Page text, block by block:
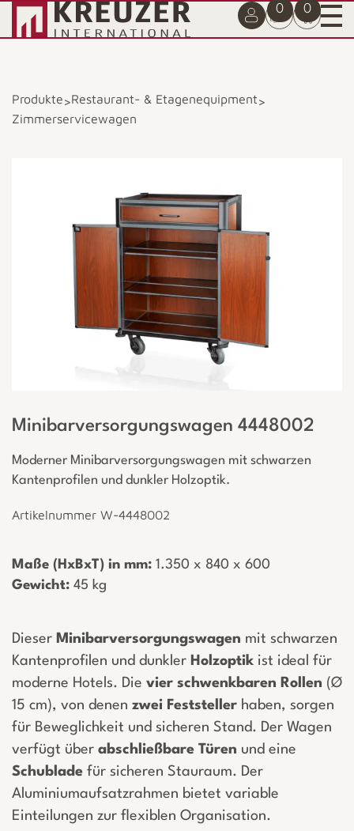
0 0
Produkte>Restaurant- & Etagenequipment>
Zimmerservicewagen
Minibarversorgungswagen 4448002
Moderner Minibarversorgungswagen mit schwarzen
Kantenprofilen und dunkler Holzoptik.
Artikelnummer W-4448002
Maße (HxBxT) in mm: ­ 1.350 x 840 x 600
Gewicht: ­ 45 kg
Dieser Minibarversorgungswagen mit schwarzen
Kantenprofilen und dunkler Holzoptik ist ideal für
moderne Hotels. Die vier schwenkbaren Rollen (Ø
15 cm), von denen zwei Feststeller haben, sorgen
für Beweglichkeit und sicheren Stand. Der Wagen
verfügt über abschließbare Türen und eine
Schublade für sicheren Stauraum. Der
Aluminiumaufsatzrahmen bietet variable
Einteilungen zur flexiblen Organisation.